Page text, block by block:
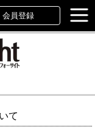
会員登録
て